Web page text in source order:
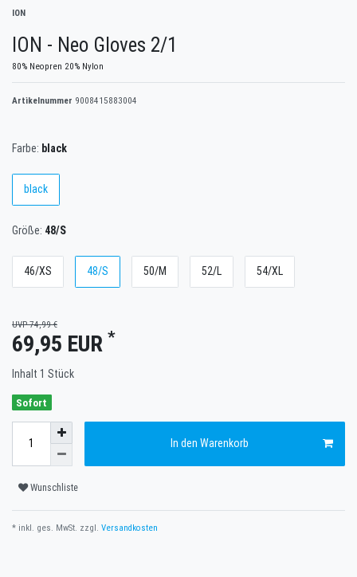
ION
ION - Neo Gloves 2/1
80% Neopren 20% Nylon
Artikelnummer 9008415883004
Farbe: black
black
Größe: 48/S
46/XS 48/S 50/M 52/L 54/XL
UVP 74,99 €
69,95 EUR *
Inhalt 1 Stück
Sofort
In den Warenkorb
Wunschliste
* inkl. ges. MwSt. zzgl. Versandkosten